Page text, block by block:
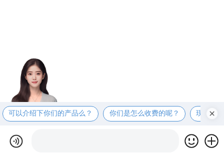
可以介绍下你们的产品么？ 你们是怎么收费的呢？ 现在有